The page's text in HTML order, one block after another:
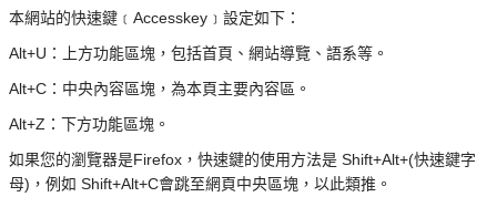
本網站的快速鍵﹝Accesskey﹞設定如下：
Alt+U：上方功能區塊，包括首頁、網站導覽、語系等。
Alt+C：中央內容區塊，為本頁主要內容區。
Alt+Z：下方功能區塊。
如果您的瀏覽器是Firefox，快速鍵的使用方法是 Shift+Alt+(快速鍵字
母)，例如 Shift+Alt+C會跳至網頁中央區塊，以此類推。